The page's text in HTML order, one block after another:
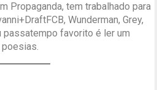
Propaganda, tem trabalhado para
Wunderman, Grey,
passatempo favorito é ler um